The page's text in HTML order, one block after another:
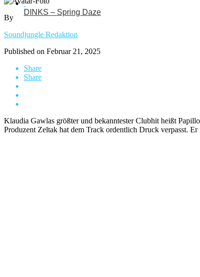
DINKS – Spring Daze
By
Soundjungle Redaktion
Published on Februar 21, 2025
Share
Share
Klaudia Gawlas größter und bekanntester Clubhit heißt
Produzent Zeltak hat dem Track ordentlich Druck verpasst.